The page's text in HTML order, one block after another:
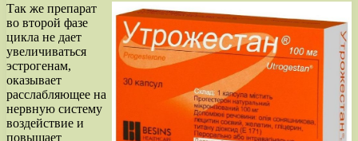
Так же препарат
во второй фазе
цикла не дает
увеличиваться
эстрогенам,
оказывает
расслабляющее на
нервную систему
воздействие и
повышает